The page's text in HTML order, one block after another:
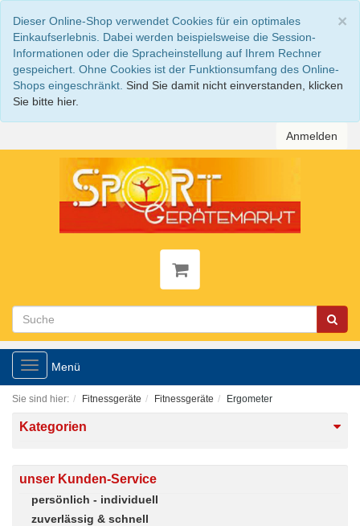
×
Dieser Online-Shop verwendet Cookies für ein optimales
Einkaufserlebnis. Dabei werden beispielsweise die Session-
Informationen oder die Spracheinstellung auf Ihrem Rechner
gespeichert. Ohne Cookies ist der Funktionsumfang des Online-
Shops eingeschränkt. Sind Sie damit nicht einverstanden, klicken
Sie bitte hier.
Anmelden
Toggle
navigation
Menü
Sie sind hier: Fitnessgeräte Fitnessgeräte Ergometer
Kategorien
unser Kunden-Service
persönlich - individuell
zuverlässig & schnell